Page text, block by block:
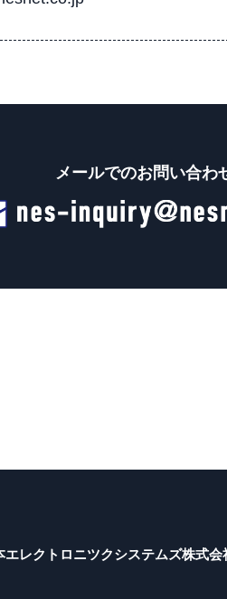
メールでのお問い合わ
エレクトロニツクシステムズ株式会